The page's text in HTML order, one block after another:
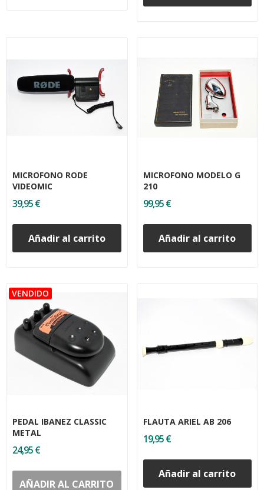
MICROFONO RODE
VIDEOMIC
39,95 €
Añadir al carrito
MICROFONO MODELO G
210
99,95 €
Añadir al carrito
PEDAL IBANEZ CLASSIC
METAL
24,95 €
AÑADIR AL CARRITO
FLAUTA ARIEL AB 206
19,95 €
Añadir al carrito